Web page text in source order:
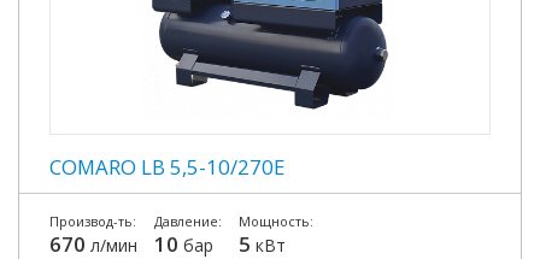
COMARO LB 5,5-10/270E
Производ-ть:
670 л/мин
Давление:
10 бар
Мощность:
5 кВт